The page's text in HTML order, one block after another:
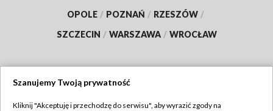
OPOLE / POZNAŃ / RZESZÓW /
SZCZECIN / WARSZAWA / WROCŁAW
Szanujemy Twoją prywatność
Kliknij "Akceptuję i przechodzę do serwisu", aby wyrazić zgody na